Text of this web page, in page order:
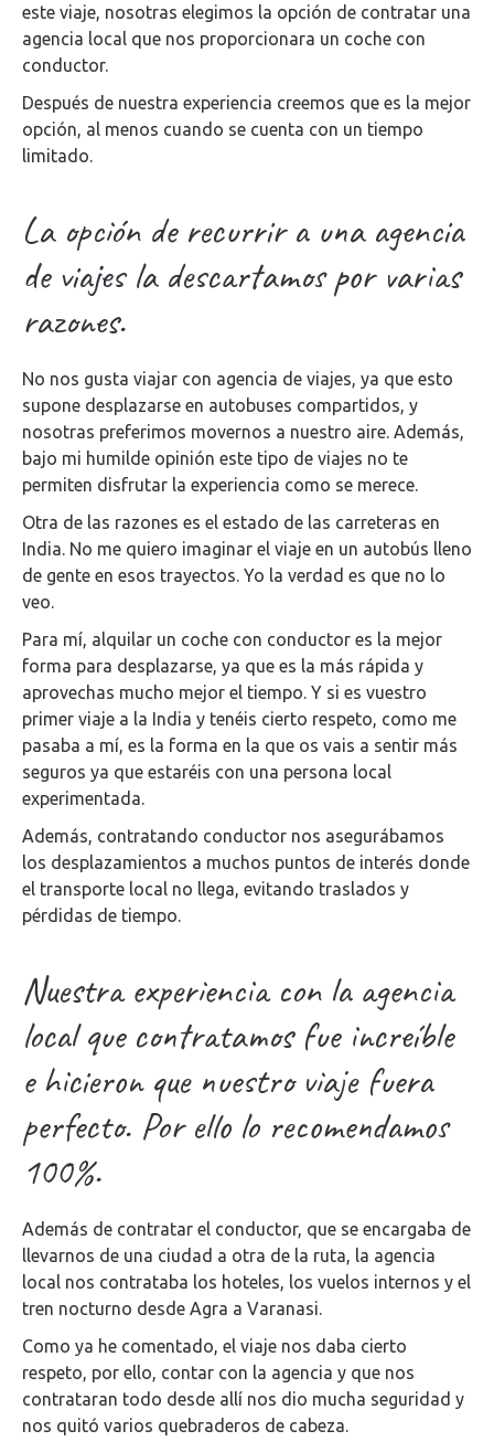
este viaje, nosotras elegimos la opción de contratar una
agencia local que nos proporcionara un coche con
conductor.
Después de nuestra experiencia creemos que es la mejor
opción, al menos cuando se cuenta con un tiempo
limitado.
La opción de recurrir a una agencia
de viajes la descartamos por varias
razones.
No nos gusta viajar con agencia de viajes, ya que esto
supone desplazarse en autobuses compartidos, y
nosotras preferimos movernos a nuestro aire. Además,
bajo mi humilde opinión este tipo de viajes no te
permiten disfrutar la experiencia como se merece.
Otra de las razones es el estado de las carreteras en
India. No me quiero imaginar el viaje en un autobús lleno
de gente en esos trayectos. Yo la verdad es que no lo
veo.
Para mí, alquilar un coche con conductor es la mejor
forma para desplazarse, ya que es la más rápida y
aprovechas mucho mejor el tiempo. Y si es vuestro
primer viaje a la India y tenéis cierto respeto, como me
pasaba a mí, es la forma en la que os vais a sentir más
seguros ya que estaréis con una persona local
experimentada.
Además, contratando conductor nos asegurábamos
los desplazamientos a muchos puntos de interés donde
el transporte local no llega, evitando traslados y
pérdidas de tiempo.
Nuestra experiencia con la agencia
local que contratamos fue increíble
e hicieron que nuestro viaje fuera
perfecto. Por ello lo recomendamos
100%.
Además de contratar el conductor, que se encargaba de
llevarnos de una ciudad a otra de la ruta, la agencia
local nos contrataba los hoteles, los vuelos internos y el
tren nocturno desde Agra a Varanasi.
Como ya he comentado, el viaje nos daba cierto
respeto, por ello, contar con la agencia y que nos
contrataran todo desde allí nos dio mucha seguridad y
nos quitó varios quebraderos de cabeza.